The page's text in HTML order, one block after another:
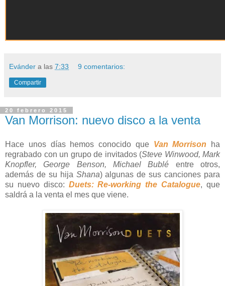
Evánder a las 7:33 9 comentarios:
Compartir
20 febrero 2015
Van Morrison: nuevo disco a la venta
Hace unos días hemos conocido que Van Morrison ha
regrabado con un grupo de invitados (Steve Winwood, Mark
Knopfler, George Benson, Michael Bublé entre otros,
además de su hija Shana) algunas de sus canciones para
su nuevo disco: Duets: Re-working the Catalogue, que
saldrá a la venta el mes que viene.